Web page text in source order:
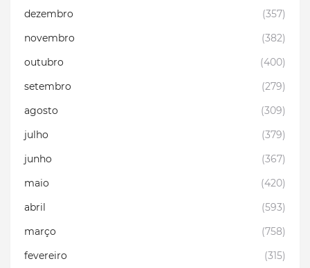
dezembro
(357)
novembro
(382)
outubro
(400)
setembro
(279)
agosto
(309)
julho
(379)
junho
(367)
maio
(420)
abril
(593)
março
(758)
fevereiro
(315)